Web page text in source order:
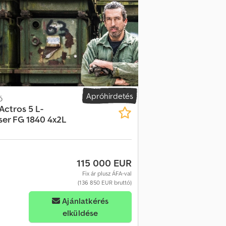
CD/Bluetooth, Útdíj-rendszerre való
fékasszisztens Légrugózás elöl /
E H Njpfx Agnsf AdBlue tartály
tengely: 385/55 R 22,5 2. tengely: 315/60
dobfékekkel Légrugózott Gumiabroncsok:
fenntartva. A leírás a jármű
A döntő szempont a vásárlási
Amennyiben új TÜV-vizsgálatot
A járműre reklámok ragaszthatók és/vagy
Apróhirdetés
5 L-
FG 1840 4x2L
115 000 EUR
Fix ár plusz ÁFA-val
(136 850 EUR bruttó)
Ajánlatkérés
elküldése